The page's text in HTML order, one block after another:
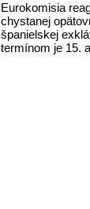
Eurokomisia
chystanej
španielskej
termínom je 15.